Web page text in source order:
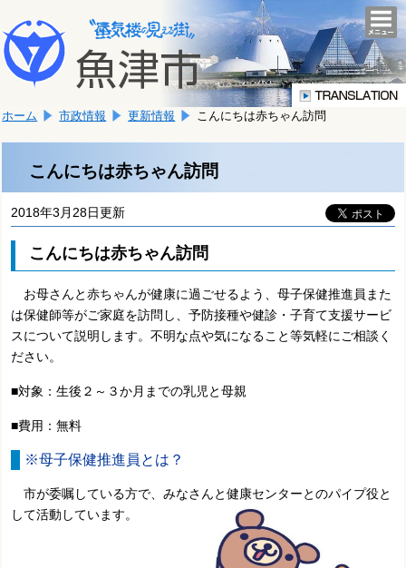
文
へ
移
ま
す。
こ
か
文
ホーム 市政情報 更新情報 こんにちは赤ちゃん訪問
こんにちは赤ちゃん訪問
2018年3月28日更新
こんにちは赤ちゃん訪問
お母さんと赤ちゃんが健康に過ごせるよう、母子保健推進員また
は保健師等がご家庭を訪問し、予防接種や健診・子育て支援サービ
スについて説明します。不明な点や気になること等気軽にご相談く
ださい。
■対象：生後２～３か月までの乳児と母親
■費用：無料
※母子保健推進員とは？
市が委嘱している方で、みなさんと健康センターとのパイプ役と
して活動しています。